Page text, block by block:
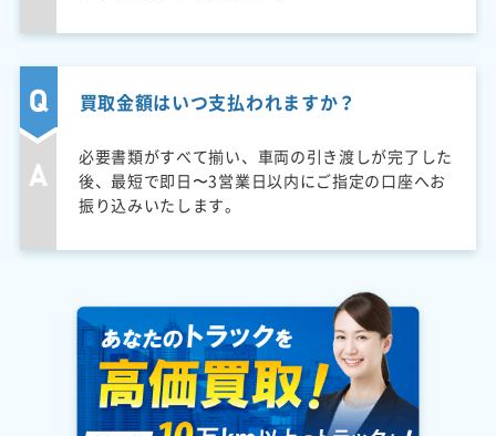
買取金額はいつ支払われますか？
必要書類がすべて揃い、車両の引き渡しが完了した
後、最短で即日〜3営業日以内にご指定の口座へお
振り込みいたします。